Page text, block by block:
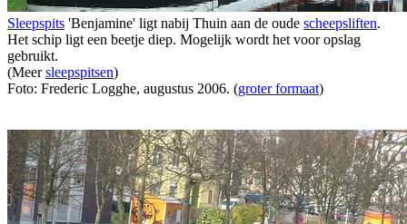
Sleepspits 'Benjamine' ligt nabij Thuin aan de oude scheepsliften.
Het schip ligt een beetje diep. Mogelijk wordt het voor opslag
gebruikt.
(Meersleepspitsen)
Foto: Frederic Logghe, augustus 2006. (groter formaat)